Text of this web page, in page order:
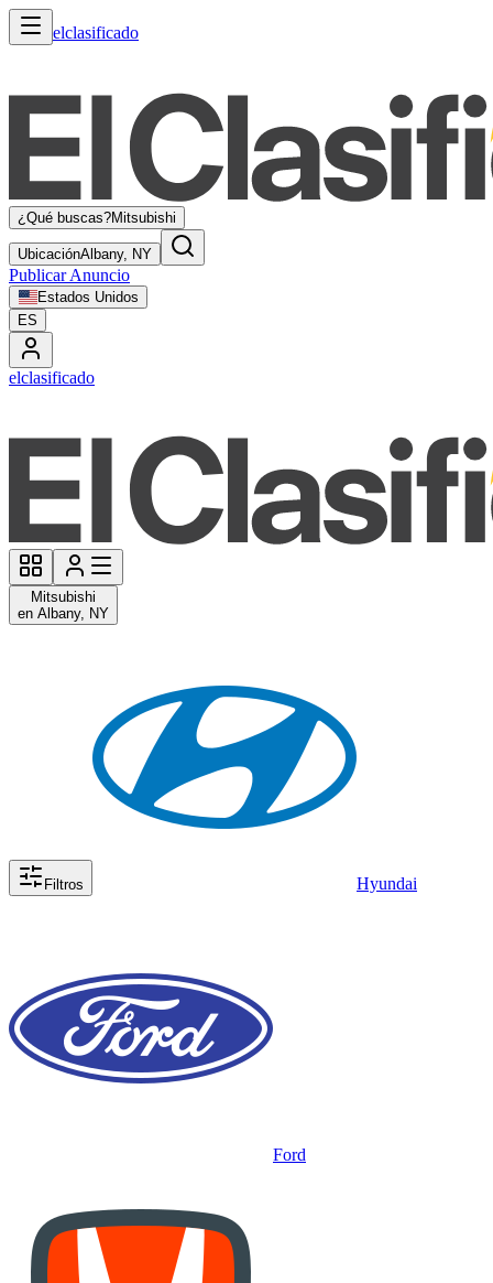
elclasificado
¿Qué buscas?Mitsubishi
UbicaciónAlbany, NY
Publicar Anuncio
Estados Unidos
ES
elclasificado
Mitsubishi
en Albany, NY
Filtros Hyundai
Ford